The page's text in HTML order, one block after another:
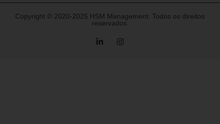
Copyright © 2020-2025 HSM Management. Todos os direitos
reservados.